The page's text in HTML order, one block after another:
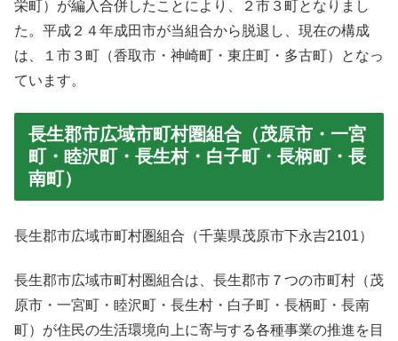
栄町）が編入合併したことにより、２市３町となりまし
た。平成２４年成田市が当組合から脱退し、現在の構成
は、１市３町（香取市・神崎町・東庄町・多古町）となっ
ています。
長生郡市広域市町村圏組合（茂原市・一宮
町・睦沢町・長生村・白子町・長柄町・長
南町）
長生郡市広域市町村圏組合（千葉県茂原市下永吉2101）
長生郡市広域市町村圏組合は、長生郡市７つの市町村（茂
原市・一宮町・睦沢町・長生村・白子町・長柄町・長南
町）が住民の生活環境向上に寄与する各種事業の推進を目